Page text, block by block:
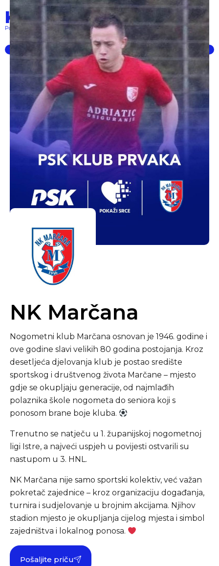
Klub prvaka
Pokret lokalnih klubova... powered by PSK
NK Marčana
Nogometni klub Marčana osnovan je 1946. godine i
ove godine slavi velikih 80 godina postojanja. Kroz
desetljeća djelovanja klub je postao središte
sportskog i društvenog života Marčane – mjesto
gdje se okupljaju generacije, od najmlađih
polaznika škole nogometa do seniora koji s
ponosom brane boje kluba.
Trenutno se natječu u 1. županijskoj nogometnoj
ligi Istre, a najveći uspjeh u povijesti ostvarili su
nastupom u 3. HNL.
NK Marčana nije samo sportski kolektiv, već važan
pokretač zajednice – kroz organizaciju događanja,
turnira i sudjelovanje u brojnim akcijama. Njihov
stadion mjesto je okupljanja cijelog mjesta i simbol
zajedništva i lokalnog ponosa.
Pošaljite priču